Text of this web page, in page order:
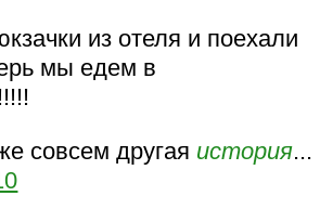
из отеля и поехали
мы едем в
совсем другая история...